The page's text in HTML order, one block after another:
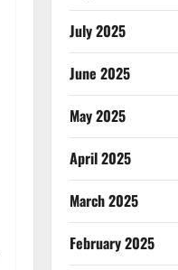
July 2025
June 2025
May 2025
April 2025
March 2025
February 2025